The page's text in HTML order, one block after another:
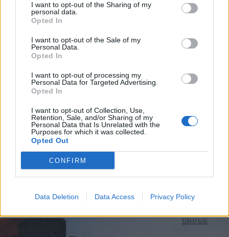
I want to opt-out of the Sharing of my
personal data.
Opted In
I want to opt-out of the Sale of my
Personal Data.
Opted In
I want to opt-out of processing my
Personal Data for Targeted Advertising.
Opted In
I want to opt-out of Collection, Use,
Retention, Sale, and/or Sharing of my
Personal Data that Is Unrelated with the
Purposes for which it was collected.
Opted Out
CONFIRM
Data Deletion Data Access Privacy Policy